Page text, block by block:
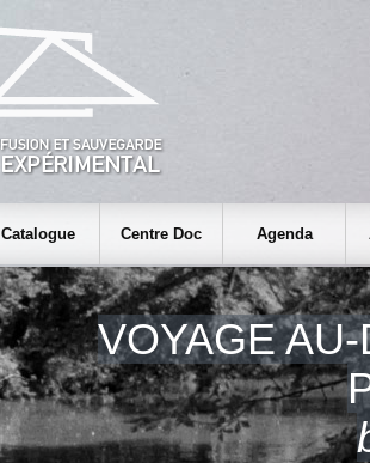
Catalogue Centre Doc Agenda
VOYAGE